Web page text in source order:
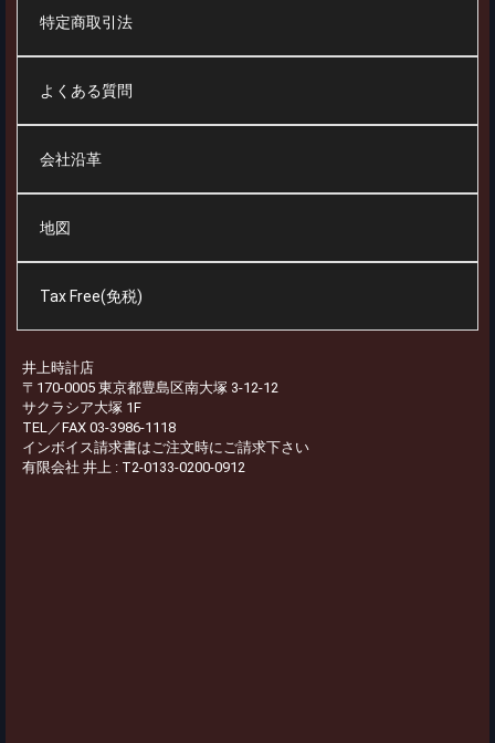
特定商取引法
よくある質問
会社沿革
地図
Tax Free(免税)
井上時計店
〒170-0005 東京都豊島区南大塚 3-12-12
サクラシア大塚 1F
TEL／FAX 03-3986-1118
インボイス請求書はご注文時にご請求下さい
有限会社 井上 : T2-0133-0200-0912